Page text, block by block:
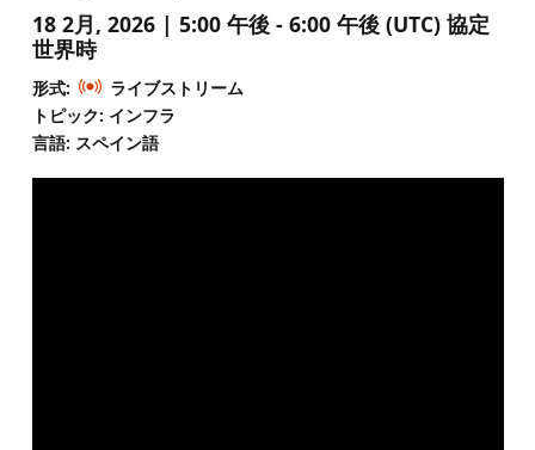
18 2月, 2026 | 5:00 午後 - 6:00 午後 (UTC) 協定
世界時
形式:
ライブストリーム
トピック: インフラ
言語: スペイン語